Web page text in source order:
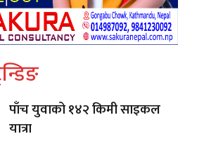
पाँच युवाको १४२ किमी साइकल
यात्रा